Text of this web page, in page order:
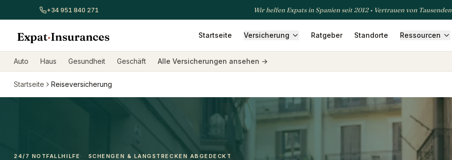
+34 951 840 271 Wir helfen Expats in Spanien seit 2012 • Vertrauen von Tausenden
Startseite Versicherung Ratgeber Standorte Ressourcen
Alle Versicherungen ansehen Autoversicherung Hausversicherung Krankenversicherung
Auto Haus Gesundheit Geschäft Alle Versicherungen ansehen →
Startseite Reiseversicherung
24/7 NOTFALLHILFE · SCHENGEN & LANGSTRECKEN ABGEDECKT